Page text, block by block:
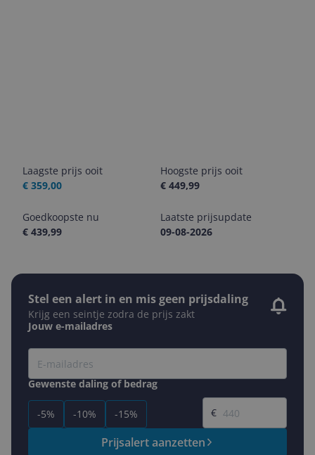
Laagste prijs ooit
€ 359,00
Hoogste prijs ooit
€ 449,99
Goedkoopste nu
€ 439,99
Laatste prijsupdate
09-08-2026
Stel een alert in en mis geen prijsdaling
Krijg een seintje zodra de prijs zakt
Jouw e-mailadres
Gewenste daling of bedrag
-5% -10% -15%
Gewenste prijs
€
Prijsalert aanzetten